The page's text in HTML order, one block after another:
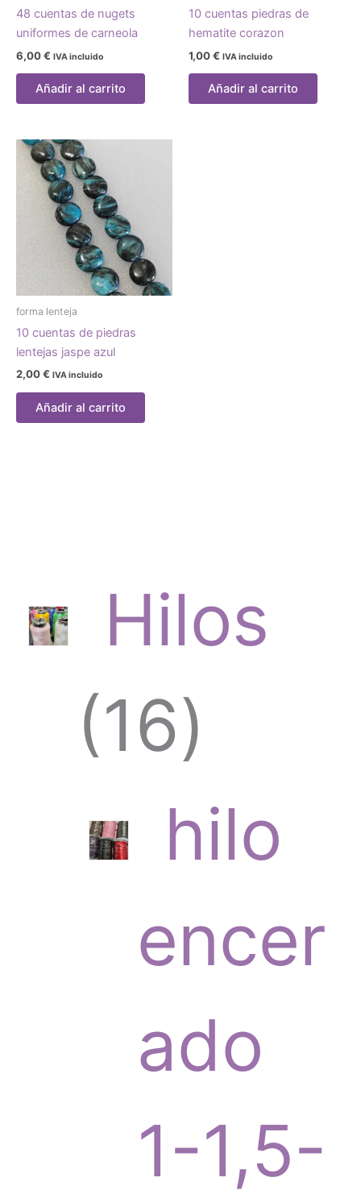
Hilos
161
6
p
r
o
hilo
encer
ado
1-1,5-
48 cuentas de nugets
uniformes de carneola
6,00€ IVA incluido
Añadir al carrito
10 cuentas piedras de
hematite corazon
1,00€ IVA incluido
Añadir al carrito
forma lenteja
10 cuentas de piedras
lentejas jaspe azul
2,00€ IVA incluido
Añadir al carrito